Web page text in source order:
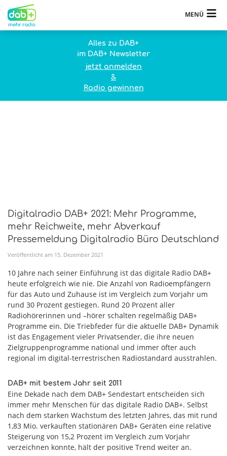
MENÜ
Alles zu DAB+
im DAB+ Newsletter
jetzt anmelden
&
Radio gewinnen
Digitalradio DAB+ 2021: Mehr Programme,
mehr Reichweite, mehr Abverkauf
Pressemeldung Digitalradio Büro Deutschland
Veröffentlicht am 15. Dezember 2021
10 Jahre nach seiner Einführung ist das digitale Radio DAB+
heute erfolgreich wie nie. Die Anzahl von Radioempfängern
für das Auto und Zuhause ist im Vergleich zum Vorjahr um
rund 30 Prozent gestiegen. Rund 20 Prozent aller
Radiohörerinnen und –hörer schalten regelmäßig DAB+
Programme ein. Die Triebfeder für die aktuelle DAB+ Dynamik
ist das Engagement vieler Privatsender, die ihre neuen
Zielgruppenprogramme national und immer öfter auch
regional im digital-terrestrischen Radiostandard ausstrahlen.
DAB+ mit bestem Jahr seit 2011
Eine Dekade nach dem DAB+ Sendestart entscheiden sich
immer mehr Menschen für das digitale Radio DAB+. Selbst
nach dem starken Wachstum des letzten Jahres, das mit rund
1,83 Mio. verkauften stationären DAB+ Geräten eine relative
Steigerung von 15,2 Prozent im Vergleich zum Vorjahr
verzeichnen konnte, hält der positive Trend weiter an.